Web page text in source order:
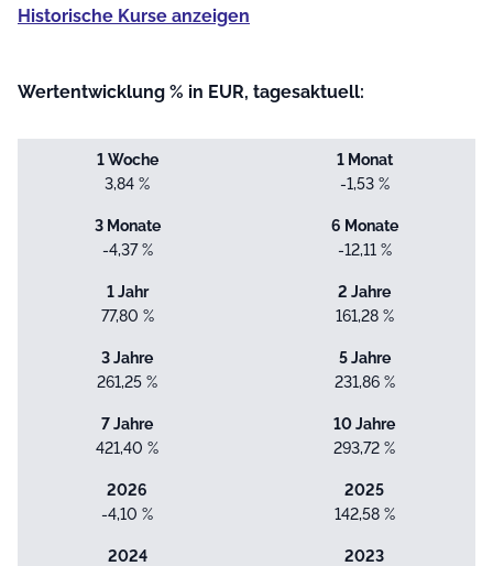
Historische Kurse anzeigen
Wertentwicklung % in EUR, tagesaktuell:
1 Woche
3,84 %
1 Monat
-1,53 %
3 Monate
-4,37 %
6 Monate
-12,11 %
1 Jahr
77,80 %
2 Jahre
161,28 %
3 Jahre
261,25 %
5 Jahre
231,86 %
7 Jahre
421,40 %
10 Jahre
293,72 %
2026
-4,10 %
2025
142,58 %
2024
2023